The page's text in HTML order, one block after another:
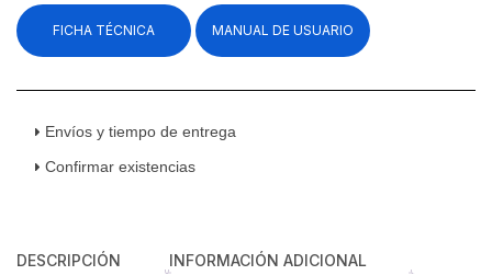
Para
Ensaladas
Mesa
Recto
Acero
FICHA TÉCNICA MANUAL DE USUARIO
Envíos y tiempo de entrega
Confirmar existencias
DESCRIPCIÓN INFORMACIÓN ADICIONAL